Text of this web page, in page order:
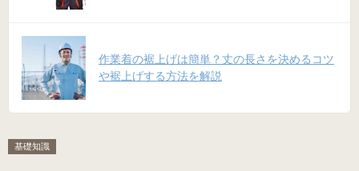
作業着の裾上げは簡単？丈の長さを決めるコツ
や裾上げする方法を解説
基礎知識